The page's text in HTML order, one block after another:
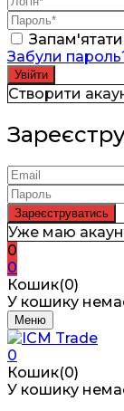
Забули
Створити
Уже маю
0
0
Кошик(0)
У кошику
Меню
0
Кошик(0)
У кошику